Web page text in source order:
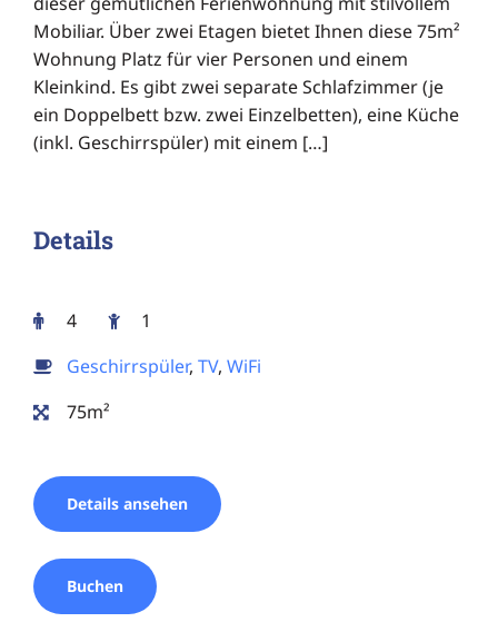
Mobiliar. Über zwei Etagen bietet Ihnen diese 75m²
Wohnung Platz für vier Personen und einem
Kleinkind. Es gibt zwei separate Schlafzimmer (je
ein Doppelbett bzw. zwei Einzelbetten), eine Küche
(inkl. Geschirrspüler) mit einem […]
Details
4
1
Geschirrspüler, TV, WiFi
75m²
Details ansehen
Buchen